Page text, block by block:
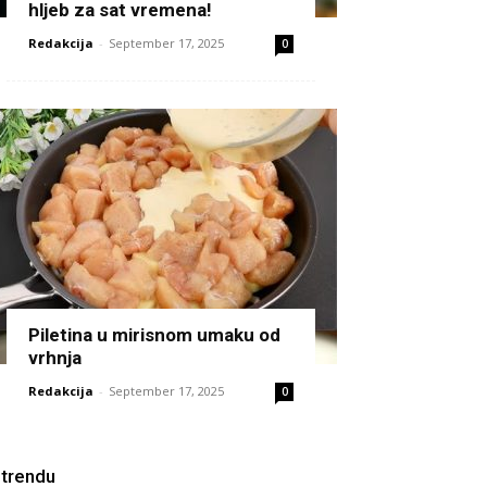
hljeb za sat vremena!
Redakcija - September 17, 2025 0
Piletina u mirisnom umaku od
vrhnja
Redakcija - September 17, 2025 0